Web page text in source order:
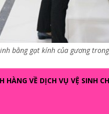
bằng gạt kính của gương
HÀNG VỀ DỊCH VỤ VỆ SINH